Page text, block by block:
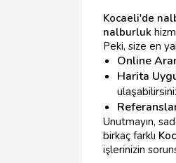
Kocaeli'de
nalburluk
Peki, size en
Online
Harita
Unutmayın,
birkaç farklı
işlerinizin